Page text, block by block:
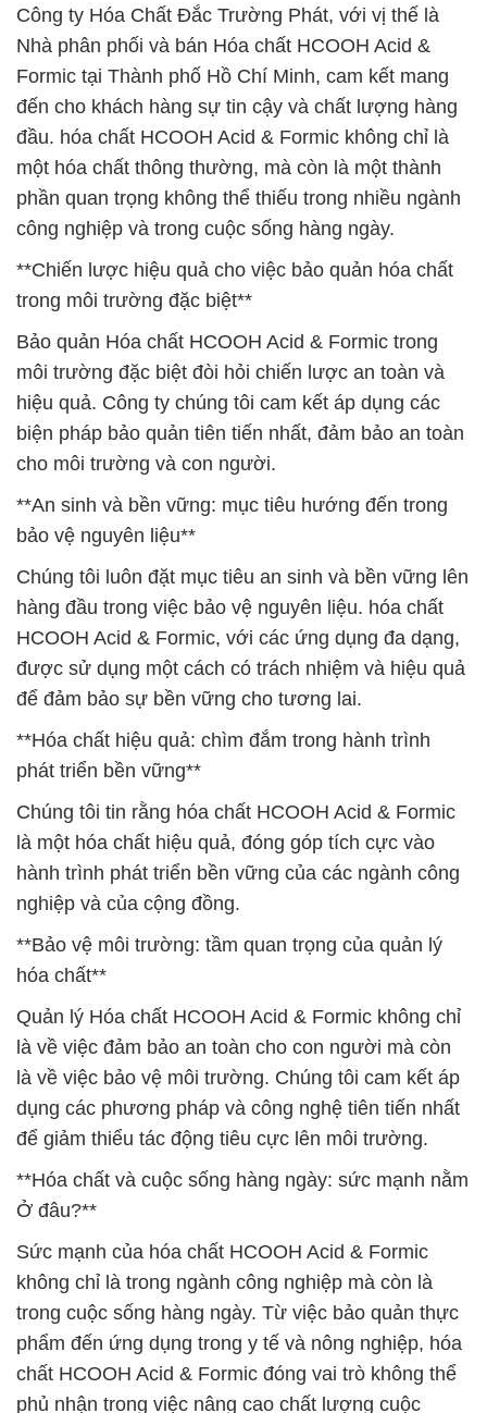
Công ty Hóa Chất Đắc Trường Phát, với vị thế là
Nhà phân phối và bán Hóa chất HCOOH Acid &
Formic tại Thành phố Hồ Chí Minh, cam kết mang
đến cho khách hàng sự tin cậy và chất lượng hàng
đầu. hóa chất HCOOH Acid & Formic không chỉ là
một hóa chất thông thường, mà còn là một thành
phần quan trọng không thể thiếu trong nhiều ngành
công nghiệp và trong cuộc sống hàng ngày.
**Chiến lược hiệu quả cho việc bảo quản hóa chất
trong môi trường đặc biệt**
Bảo quản Hóa chất HCOOH Acid & Formic trong
môi trường đặc biệt đòi hỏi chiến lược an toàn và
hiệu quả. Công ty chúng tôi cam kết áp dụng các
biện pháp bảo quản tiên tiến nhất, đảm bảo an toàn
cho môi trường và con người.
**An sinh và bền vững: mục tiêu hướng đến trong
bảo vệ nguyên liệu**
Chúng tôi luôn đặt mục tiêu an sinh và bền vững lên
hàng đầu trong việc bảo vệ nguyên liệu. hóa chất
HCOOH Acid & Formic, với các ứng dụng đa dạng,
được sử dụng một cách có trách nhiệm và hiệu quả
để đảm bảo sự bền vững cho tương lai.
**Hóa chất hiệu quả: chìm đắm trong hành trình
phát triển bền vững**
Chúng tôi tin rằng hóa chất HCOOH Acid & Formic
là một hóa chất hiệu quả, đóng góp tích cực vào
hành trình phát triển bền vững của các ngành công
nghiệp và của cộng đồng.
**Bảo vệ môi trường: tầm quan trọng của quản lý
hóa chất**
Quản lý Hóa chất HCOOH Acid & Formic không chỉ
là về việc đảm bảo an toàn cho con người mà còn
là về việc bảo vệ môi trường. Chúng tôi cam kết áp
dụng các phương pháp và công nghệ tiên tiến nhất
để giảm thiểu tác động tiêu cực lên môi trường.
**Hóa chất và cuộc sống hàng ngày: sức mạnh nằm
Ở đâu?**
Sức mạnh của hóa chất HCOOH Acid & Formic
không chỉ là trong ngành công nghiệp mà còn là
trong cuộc sống hàng ngày. Từ việc bảo quản thực
phẩm đến ứng dụng trong y tế và nông nghiệp, hóa
chất HCOOH Acid & Formic đóng vai trò không thể
phủ nhận trong việc nâng cao chất lượng cuộc